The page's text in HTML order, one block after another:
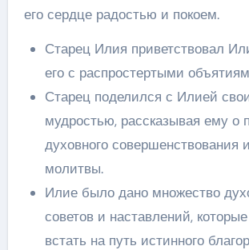
его сердце радостью и покоем.
Старец Илия приветствовал
его с распростертыми
Старец поделился с Илией
мудростью, рассказывая ему о
духовного совершенствования
молитвы.
Илие было дано множество
советов и наставлений,
встать на путь истинного